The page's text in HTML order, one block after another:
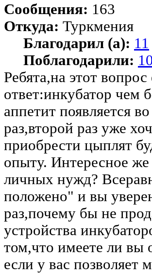
Сообщения: 163
Откуда: Туркмения
Благодарил (а): 11
Поблагодарили:
Ребята,на этот
ответ:инкубатор чем
аппетит появляется
раз,второй раз уже
приобрести цыплят
опыту. Интересное
личных нужд?
положено" и вы
раз,почему бы не
устройства
том,что имеете ли
если у вас позволяет